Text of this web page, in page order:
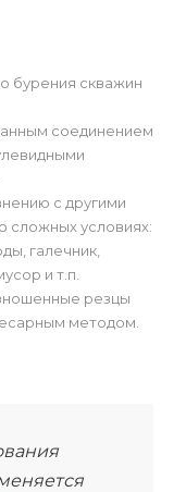
бурения скважин
соединением
с другими
сложных условиях:
галечник,
и т.п.
резцы
методом.